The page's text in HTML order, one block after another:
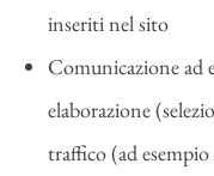
inseriti nel sito
Comunicazione ad
elaborazione
traffico (ad